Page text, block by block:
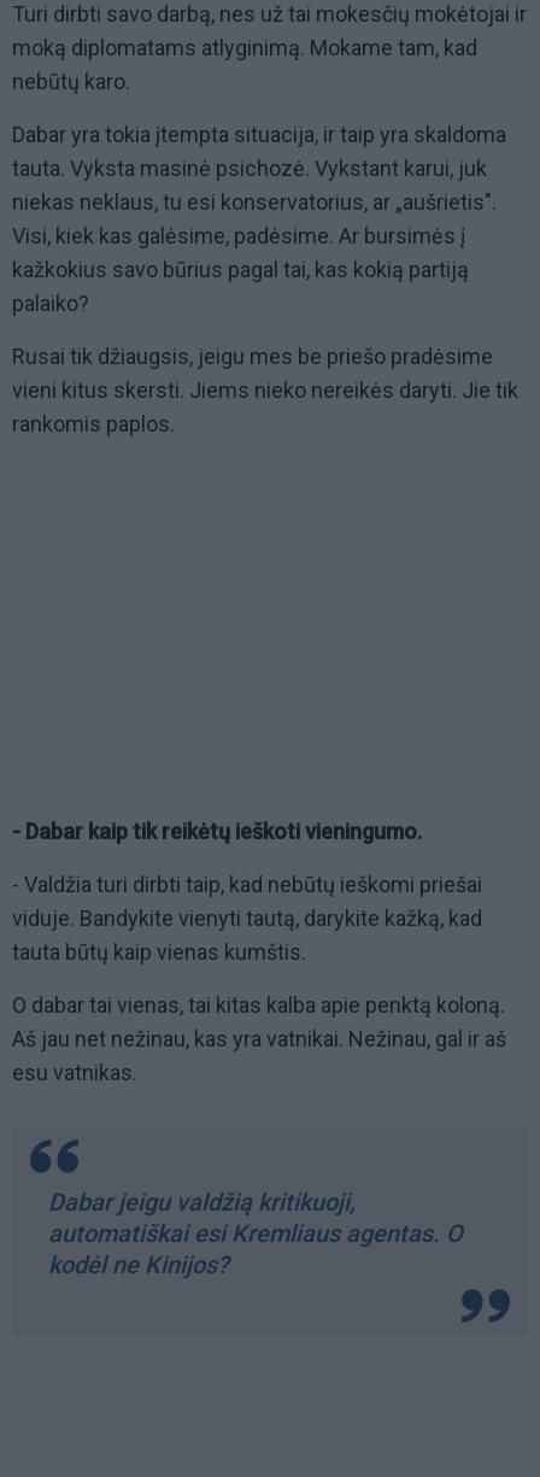
Turi dirbti savo darbą, nes už tai mokesčių mokėtojai ir
moką diplomatams atlyginimą. Mokame tam, kad
nebūtų karo.
Dabar yra tokia įtempta situacija, ir taip yra skaldoma
tauta. Vyksta masinė psichozė. Vykstant karui, juk
niekas neklaus, tu esi konservatorius, ar „aušrietis".
Visi, kiek kas galėsime, padėsime. Ar bursimės į
kažkokius savo būrius pagal tai, kas kokią partiją
palaiko?
Rusai tik džiaugsis, jeigu mes be priešo pradėsime
vieni kitus skersti. Jiems nieko nereikės daryti. Jie tik
rankomis paplos.
- Dabar kaip tik reikėtų ieškoti vieningumo.
- Valdžia turi dirbti taip, kad nebūtų ieškomi priešai
viduje. Bandykite vienyti tautą, darykite kažką, kad
tauta būtų kaip vienas kumštis.
O dabar tai vienas, tai kitas kalba apie penktą koloną.
Aš jau net nežinau, kas yra vatnikai. Nežinau, gal ir aš
esu vatnikas.
Dabar jeigu valdžią kritikuoji,
automatiškai esi Kremliaus agentas. O
kodėl ne Kinijos?